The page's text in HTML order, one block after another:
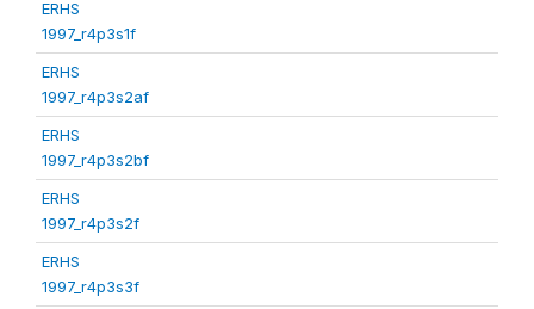
ERHS
1997_r4p3s1f
ERHS
1997_r4p3s2af
ERHS
1997_r4p3s2bf
ERHS
1997_r4p3s2f
ERHS
1997_r4p3s3f